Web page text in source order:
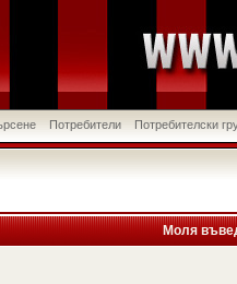
Потребители Потребителски
Моля